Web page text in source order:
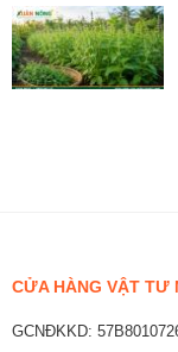
CỬA HÀNG VẬT TƯ
GCNĐKKD: